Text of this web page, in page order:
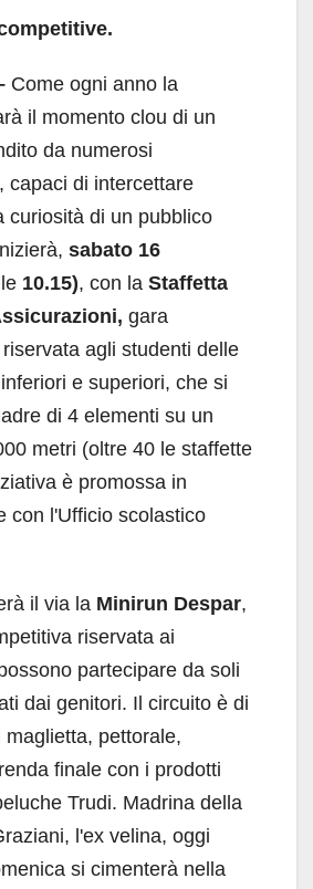
Come ogni anno la
il momento clou di un
da numerosi
capaci di intercettare
curiosità di un pubblico
sabato 16
10.15), con la Staffetta
gara
agli studenti delle
e superiori, che si
di 4 elementi su un
metri (oltre 40 le staffette
è promossa in
con l'Ufficio scolastico
il via la Minirun Despar,
riservata ai
partecipare da soli
dai genitori. Il circuito è di
maglietta, pettorale,
finale con i prodotti
Trudi. Madrina della
l'ex velina, oggi
si cimenterà nella